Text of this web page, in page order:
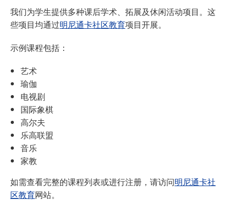
我们为学生提供多种课后学术、拓展及休闲活动项目。这
些项目均通过明尼通卡社区教育项目开展。
示例课程包括：
艺术
瑜伽
电视剧
国际象棋
高尔夫
乐高联盟
音乐
家教
如需查看完整的课程列表或进行注册，请访问明尼通卡社
区教育网站。